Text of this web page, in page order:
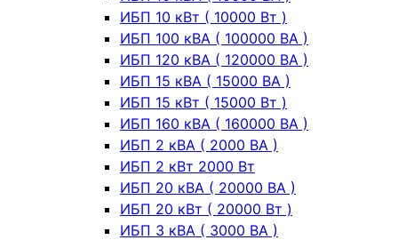
ИБП 10 кВт ( 10000 Вт )
ИБП 100 кВА ( 100000 ВА )
ИБП 120 кВА ( 120000 ВА )
ИБП 15 кВА ( 15000 ВА )
ИБП 15 кВт ( 15000 Вт )
ИБП 160 кВА ( 160000 ВА )
ИБП 2 кВА ( 2000 ВА )
ИБП 2 кВт 2000 Вт
ИБП 20 кВА ( 20000 ВА )
ИБП 20 кВт ( 20000 Вт )
ИБП 3 кВА ( 3000 ВА )